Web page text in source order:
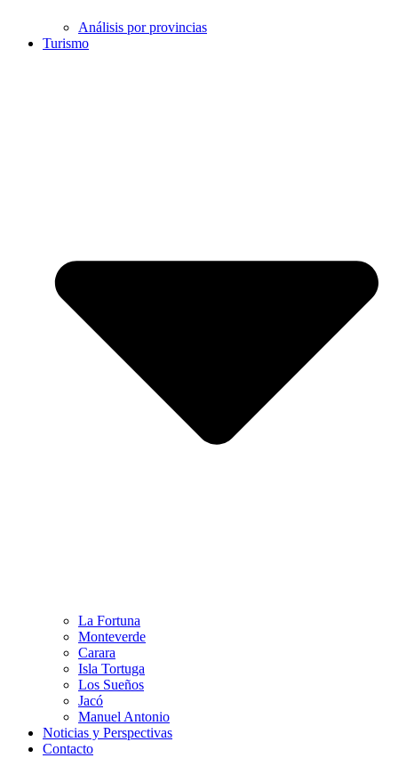
Análisis por provincias
Turismo
La Fortuna
Monteverde
Carara
Isla Tortuga
Los Sueños
Jacó
Manuel Antonio
Noticias y Perspectivas
Contacto